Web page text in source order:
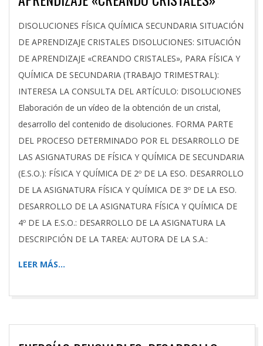
2025-
02-
01
DISOLUCIONES FÍSICA QUÍMICA SECUNDARIA SITUACIÓN
DE APRENDIZAJE CRISTALES DISOLUCIONES: SITUACIÓN
DE APRENDIZAJE «CREANDO CRISTALES», PARA FÍSICA Y
QUÍMICA DE SECUNDARIA (TRABAJO TRIMESTRAL):
INTERESA LA CONSULTA DEL ARTÍCULO: DISOLUCIONES
Elaboración de un vídeo de la obtención de un cristal,
desarrollo del contenido de disoluciones. FORMA PARTE
DEL PROCESO DETERMINADO POR EL DESARROLLO DE
LAS ASIGNATURAS DE FÍSICA Y QUÍMICA DE SECUNDARIA
(E.S.O.): FÍSICA Y QUÍMICA DE 2º DE LA ESO. DESARROLLO
DE LA ASIGNATURA FÍSICA Y QUÍMICA DE 3º DE LA ESO.
DESARROLLO DE LA ASIGNATURA FÍSICA Y QUÍMICA DE
4º DE LA E.S.O.: DESARROLLO DE LA ASIGNATURA LA
DESCRIPCIÓN DE LA TAREA: AUTORA DE LA S.A.:
LEER MÁS…